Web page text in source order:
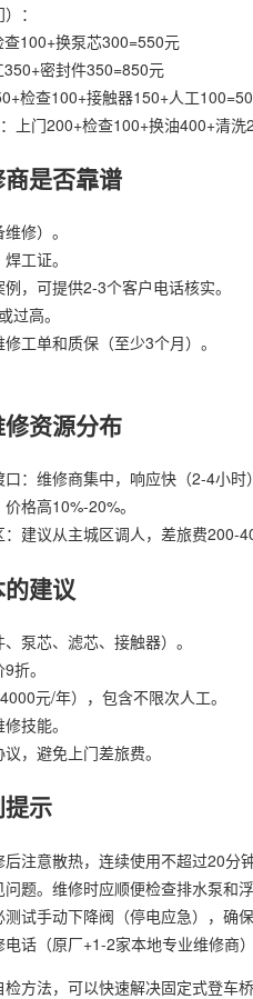
：
100+换泵芯300=550元
密封件350=850元
检查100+接触器150+人工
上门200+检查100+换油400+清
是否靠谱
修）。
工证。
，可提供2-3个客户电话核实。
过高。
工单和质保（至少3个月）。
资源分布
：维修商集中，响应快（2-4小时
格高10%-20%。
建议从主城区调人，差旅费200-
建议
泵芯、滤芯、接触器）。
折。
元/年），包含不限次人工。
技能。
，避免上门差旅费。
示
注意散热，连续使用不超过20分
题。维修时应顺便检查排水泵和
试手动下降阀（停电应急），确保
话（原厂+1-2家本地专业维修商
方法，可以快速解决固定式登车